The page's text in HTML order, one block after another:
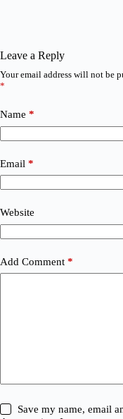
Leave a Reply
Your email address will not be
*
Name *
Email *
Website
Add Comment *
Save my name, email